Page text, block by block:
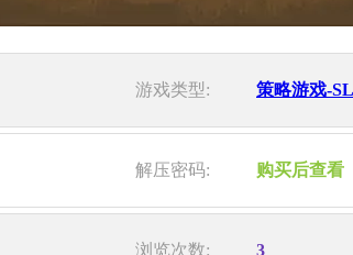
游戏类型: 策略游戏-
解压密码: 购买后查看
浏览次数: 3